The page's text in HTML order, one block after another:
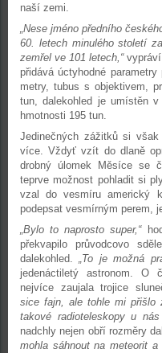
naší zemi.
„Nese jméno předního
60. letech minulého století
zemřel ve 101 letech,“
přidává úctyhodné
metry, tubus s objektivem,
tun, dalekohled je umístěn
hmotnosti 195 tun.
Jedinečných zážitků si však
více. Vždyť vzít do dlaně
drobný úlomek Měsíce se
teprve možnost pohladit si
vzal do vesmíru americký
podepsat vesmírným perem,
„Bylo to naprosto super,“
překvapilo průvodcovo
dalekohled.„To je možná
jedenáctiletý astronom. O
nejvíce zaujala trojice
sice fajn, ale tohle mi přišlo
takové radioteleskopy u nás
nadchly nejen obří rozměry
mohla sáhnout na meteorit